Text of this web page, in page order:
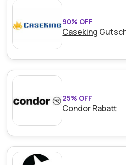
90% OFF
Caseking
25% OFF
CondorRabatt